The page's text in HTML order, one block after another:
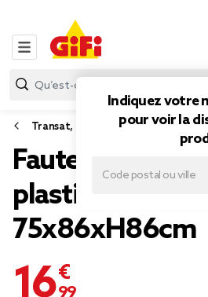
Indiquez votre
pour voir la
Transat, hamac, fauteuil de jardin
Fauteuil de
plastique vert
75x86xH86cm
16,99 €